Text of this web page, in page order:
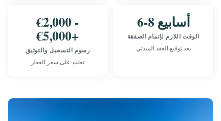
€2,000 -
€5,000+
رسوم التسجيل والتوثيق
تعتمد على سعر العقار
6-8 أسابيع
الوقت اللازم لإتمام الصفقة
بعد توقيع العقد المبدئي